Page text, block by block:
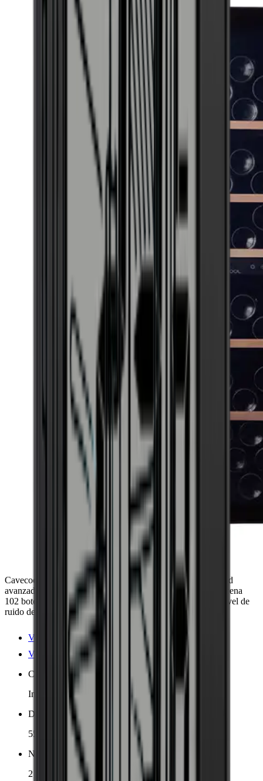
Cavecool Chill Sapphire: elegante vinoteca con funcionalidad
avanzada. Dos zonas de temperatura (5-12° y 12-18°), almacena
102 botellas de burdeos en 5 estantes de madera de haya. Nivel de
ruido de solo 38 dB, colocación flexible en el hogar.
Ver detalles del producto
Ver especificaciones
Colocación
Independiente
Dimensiones (AnxAlxP cm)
55 x 127.7 x 58.5 cm
Número de zonas de enfriamiento
2 zonas